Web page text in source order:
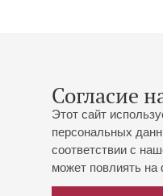
Согласие
Этот сайт
персональных
соответствии с
может повлиять на